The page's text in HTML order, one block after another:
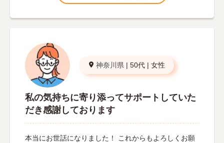
神奈川県 | 50代 | 女性
私の気持ちに寄り添ってサポートしていた
だき感謝しております
本当にお世話になりました！ これからもよろしくお願